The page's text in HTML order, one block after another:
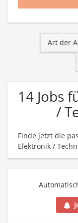
Art der
14 Jobs
/
Finde jetzt die
Elektronik /